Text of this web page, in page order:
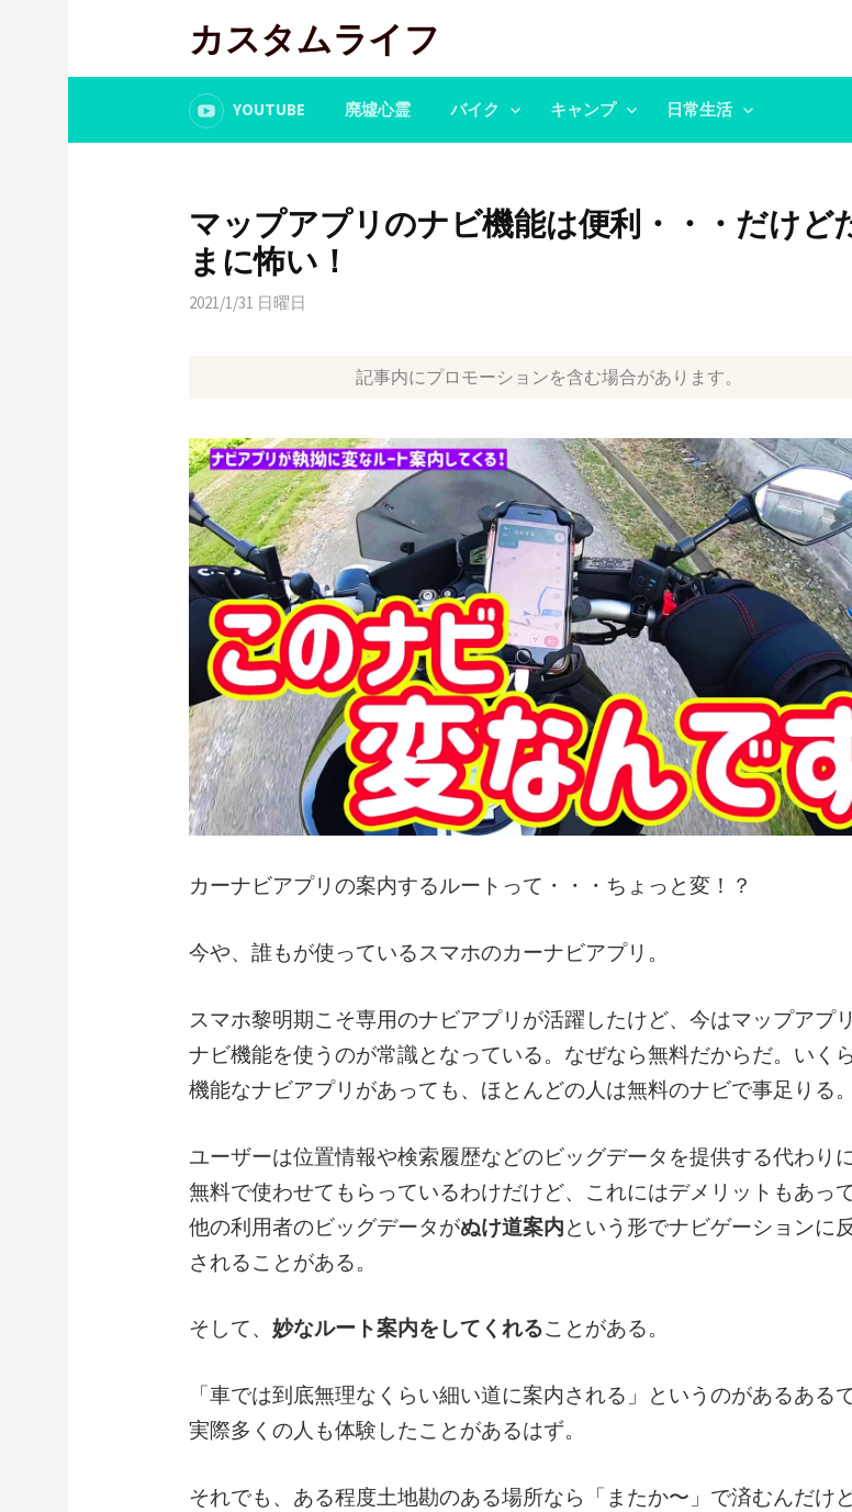
テ
カスタムライフ
YOUTUBE 廃墟心霊 バイク キャンプ 日常生活
マップアプリのナビ機能は便利・・・だけど
まに怖い！
2021/1/31 日曜日
記事内にプロモーションを含む場合があります。
カーナビアプリの案内するルートって・・・ちょっと変！？
今や、誰もが使っているスマホのカーナビアプリ。
スマホ黎明期こそ専用のナビアプリが活躍したけど、今はマップアプ
ナビ機能を使うのが常識となっている。なぜなら無料だからだ。いく
機能なナビアプリがあっても、ほとんどの人は無料のナビで事足りる。
ユーザーは位置情報や検索履歴などのビッグデータを提供する代わりに
無料で使わせてもらっているわけだけど、これにはデメリットもあって
他の利用者のビッグデータがぬけ道案内という形でナビゲーションに
されることがある。
そして、 妙なルート案内をしてくれることがある。
「車では到底無理なくらい細い道に案内される」というのがあるあるで
実際多くの人も体験したことがあるはず。
それでも、ある程度土地勘のある場所なら「またか〜」で済むんだけど